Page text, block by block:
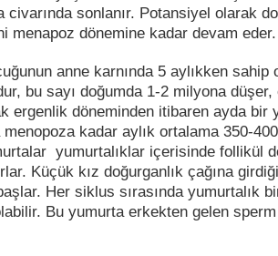
civarında sonlanır. Potansiyel olarak
menapoz dönemine kadar devam eder.
anne karnında 5 aylıkken
bu sayı doğumda 1-2 milyona
ergenlik döneminden itibaren ayda
menopoza kadar aylık ortalama 350-
yumurtalıklar içerisinde follikül
Küçük kız doğurganlık çağına
Her siklus sırasında yumurtalık
Bu yumurta erkekten gelen